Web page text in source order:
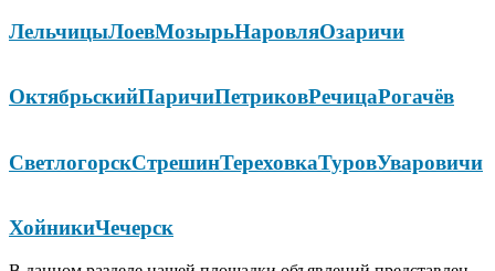
ЛельчицыЛоевМозырьНаровляОзаричи
ОктябрьскийПаричиПетриковРечицаРогачёв
СветлогорскСтрешинТереховкаТуровУваровичи
ХойникиЧечерск